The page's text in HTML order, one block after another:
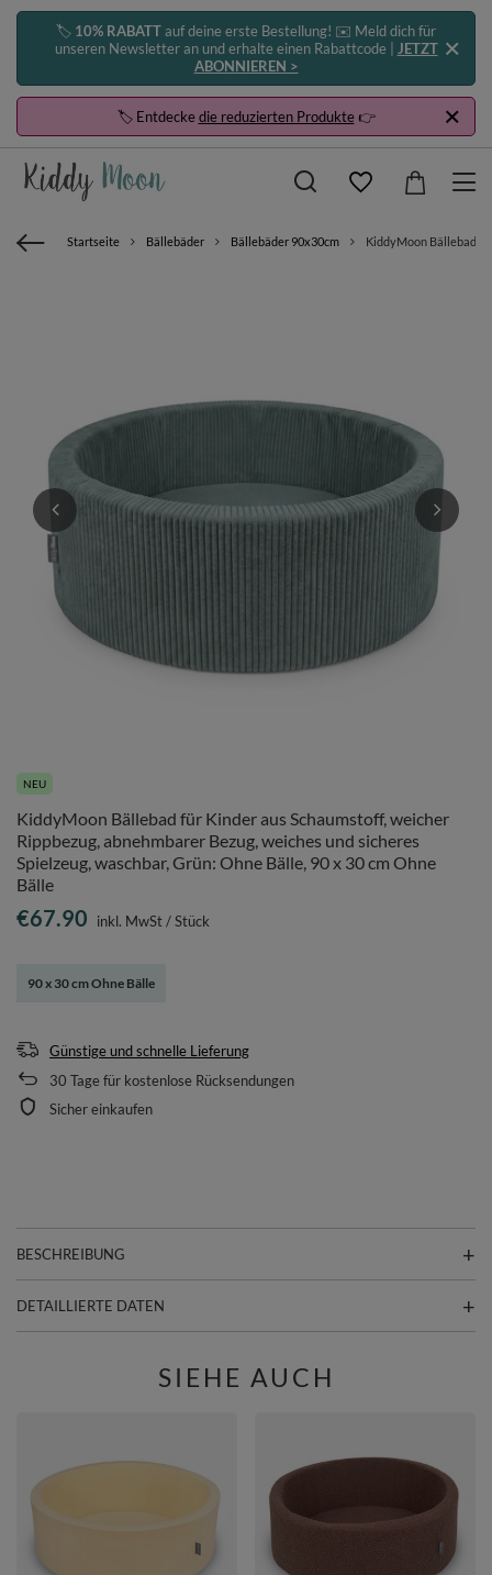
🏷️ 10% RABATTauf deine erste Bestellung! ✉️ Meld dich für
unseren Newsletter an und erhalte einen Rabattcode | JETZT
ABONNIEREN >
🏷️ Entdeckedie reduzierten Produkte👉
Startseite Bällebäder Bällebäder 90x30cm KiddyMoon Bällebad
NEU
KiddyMoon Bällebad für Kinder aus Schaumstoff, weicher
Rippbezug, abnehmbarer Bezug, weiches und sicheres
Spielzeug, waschbar, Grün: Ohne Bälle, 90 x 30 cm Ohne
Bälle
90 x 30 cm Ohne Bälle
€67.90 inkl. MwSt/Stück
Günstige und schnelle Lieferung
30 Tage für kostenlose Rücksendungen
Sicher einkaufen
BESCHREIBUNG
DETAILLIERTE DATEN
SIEHE AUCH